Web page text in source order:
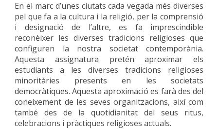
En el marc d’unes ciutats cada vegada més diverses
pel que fa a la cultura i la religió, per la comprensió
i designació de l’altre, es fa imprescindible
reconèixer les diverses tradicions religioses que
configuren la nostra societat contemporània.
Aquesta assignatura pretén aproximar els
estudiants a les diverses tradicions religioses
minoritàries presents en les societats
democràtiques. Aquesta aproximació es farà des del
coneixement de les seves organitzacions, així com
també des de la quotidianitat del seus ritus,
celebracions i pràctiques religioses actuals.